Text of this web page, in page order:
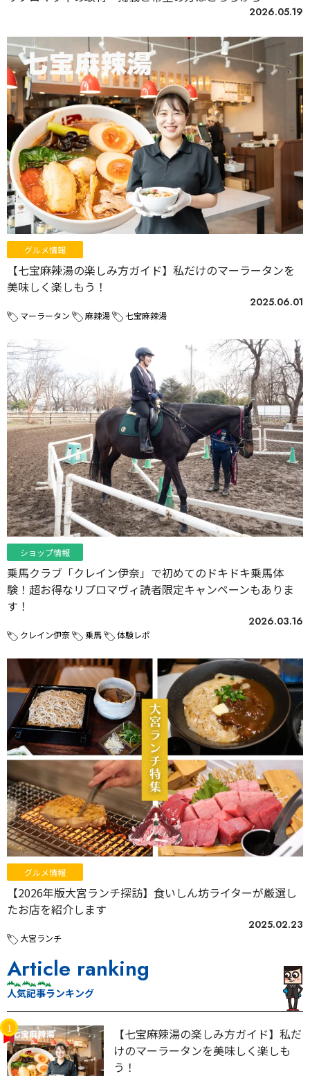
2026.05.19
グルメ情報
【七宝麻辣湯の楽しみ方ガイド】私だけのマーラータンを
美味しく楽しもう！
2025.06.01
マーラータン 麻辣湯 七宝麻辣湯
ショップ情報
乗馬クラブ「クレイン伊奈」で初めてのドキドキ乗馬体
験！超お得なリプロマヴィ読者限定キャンペーンもありま
す！
2026.03.16
クレイン伊奈 乗馬 体験レポ
グルメ情報
【2026年版大宮ランチ探訪】食いしん坊ライターが厳選し
たお店を紹介します
2025.02.23
大宮ランチ
Article ranking
人気記事ランキング
【七宝麻辣湯の楽しみ方ガイド】私だ
けのマーラータンを美味しく楽しも
う！